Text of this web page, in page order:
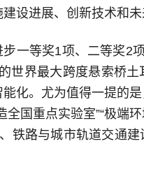
设进展、创新技术和未
一等奖1项、二等奖2
世界最大跨度悬索桥
化。尤为值得一提的
国重点实验室”“极端
铁路与城市轨道交通